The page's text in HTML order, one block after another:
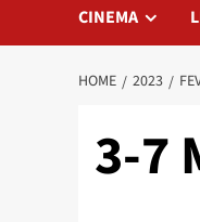
CINEMA
HOME 2023
3-7